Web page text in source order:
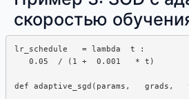
скоростью
lr_schedule   = lambda  t :
   0.05  / (1 +  0.001   * t)
def adaptive_sgd(params,   grads,